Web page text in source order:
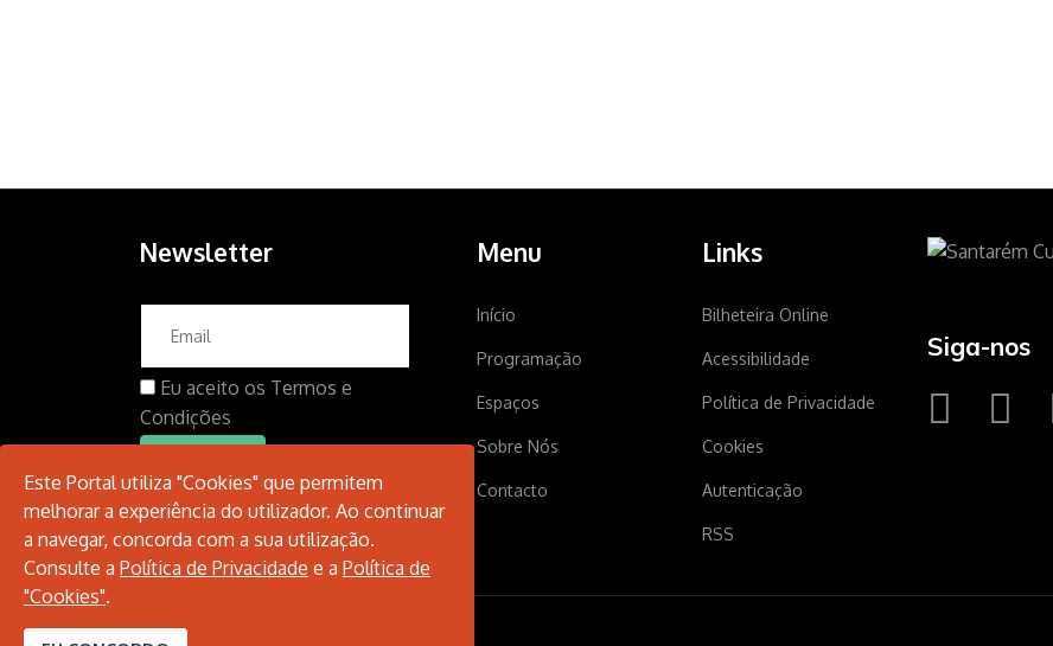
Newsletter
Eu aceito os Termos e
Condições
Menu
Início
Programação
Espaços
Sobre Nós
Contacto
Links
Bilheteira Online
Acessibilidade
Política de Privacidade
Cookies
Autenticação
RSS
Siga-nos
Este Portal utiliza "Cookies" que permitem
melhorar a experiência do utilizador. Ao continuar
a navegar, concorda com a sua utilização.
Consulte a Política de Privacidade e a Política de
"Cookies".